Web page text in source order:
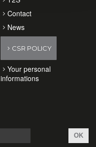
Contact
News
CSR POLICY
Your personal
informations
OK